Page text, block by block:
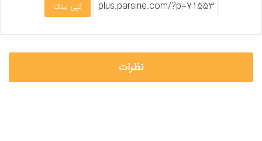
کپی لینک
نظرات